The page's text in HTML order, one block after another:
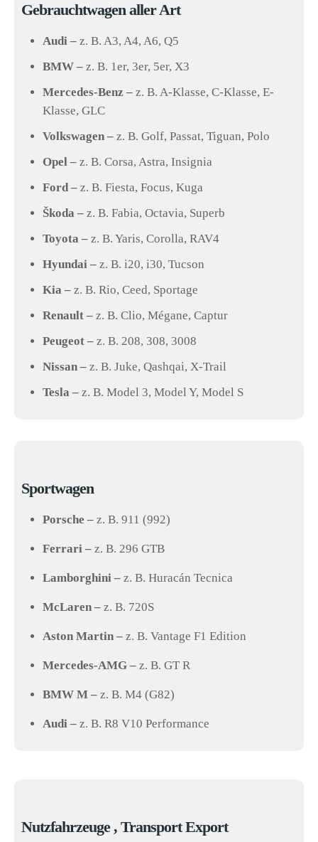
Gebrauchtwagen aller Art
Audi – z. B. A3, A4, A6, Q5
BMW – z. B. 1er, 3er, 5er, X3
Mercedes-Benz – z. B. A-Klasse, C-Klasse, E-
Klasse, GLC
Volkswagen – z. B. Golf, Passat, Tiguan, Polo
Opel – z. B. Corsa, Astra, Insignia
Ford – z. B. Fiesta, Focus, Kuga
Škoda – z. B. Fabia, Octavia, Superb
Toyota – z. B. Yaris, Corolla, RAV4
Hyundai – z. B. i20, i30, Tucson
Kia – z. B. Rio, Ceed, Sportage
Renault – z. B. Clio, Mégane, Captur
Peugeot – z. B. 208, 308, 3008
Nissan – z. B. Juke, Qashqai, X-Trail
Tesla – z. B. Model 3, Model Y, Model S
Sportwagen
Porsche – z. B. 911 (992)
Ferrari – z. B. 296 GTB
Lamborghini – z. B. Huracán Tecnica
McLaren – z. B. 720S
Aston Martin – z. B. Vantage F1 Edition
Mercedes-AMG – z. B. GT R
BMW M – z. B. M4 (G82)
Audi – z. B. R8 V10 Performance
Nutzfahrzeuge , Transport Export